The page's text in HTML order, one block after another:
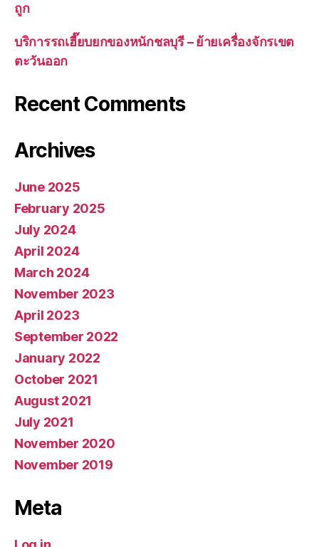
ถูก
บริการรถเฮี๊ยบยกของหนักชลบุรี – ย้ายเครื่องจักรเขต
ตะวันออก
Recent Comments
Archives
June 2025
February 2025
July 2024
April 2024
March 2024
November 2023
April 2023
September 2022
January 2022
October 2021
August 2021
July 2021
November 2020
November 2019
Meta